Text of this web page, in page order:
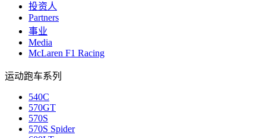
投资人
Partners
事业
Media
McLaren F1 Racing
运动跑车系列
540C
570GT
570S
570S Spider